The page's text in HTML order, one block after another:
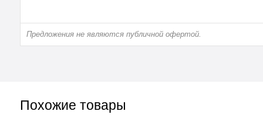
Предложения не являются публичной офертой.
Похожие товары